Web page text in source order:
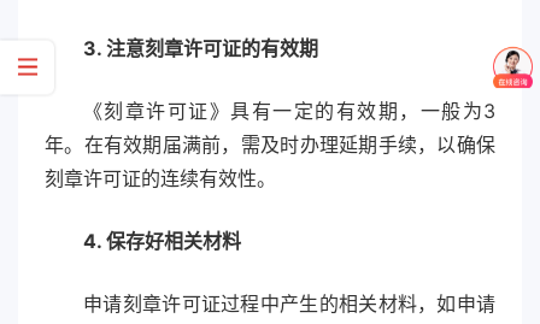
3. 注意刻章许可证的有效期
《刻章许可证》具有一定的有效期，一般为3
年。在有效期届满前，需及时办理延期手续，以确保
刻章许可证的连续有效性。
4. 保存好相关材料
申请刻章许可证过程中产生的相关材料，如申请